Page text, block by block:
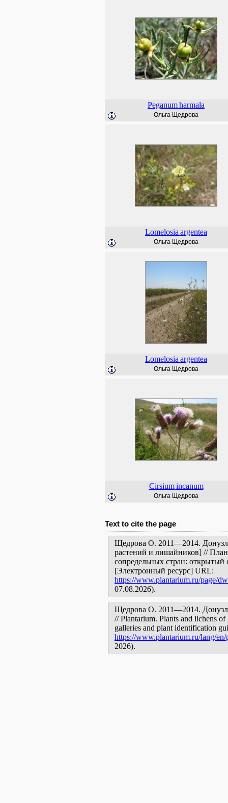
Peganumharmala
Ольга Щедрова
Lomelosia argentea
Ольга Щедрова
Lomelosia argentea
Ольга Щедрова
Cirsium incanum
Ольга Щедрова
Text to cite the page
Щедрова О. 2011—2014.
растений и лишайников] //
сопредельных стран: открытый
[Электронный ресурс] URL:
https://www.plantarium.ru/page/
07.08.2026).
Щедрова О. 2011—2014.
// Plantarium. Plants and lichens
galleries and plant identification
https://www.plantarium.ru/lang/
2026).